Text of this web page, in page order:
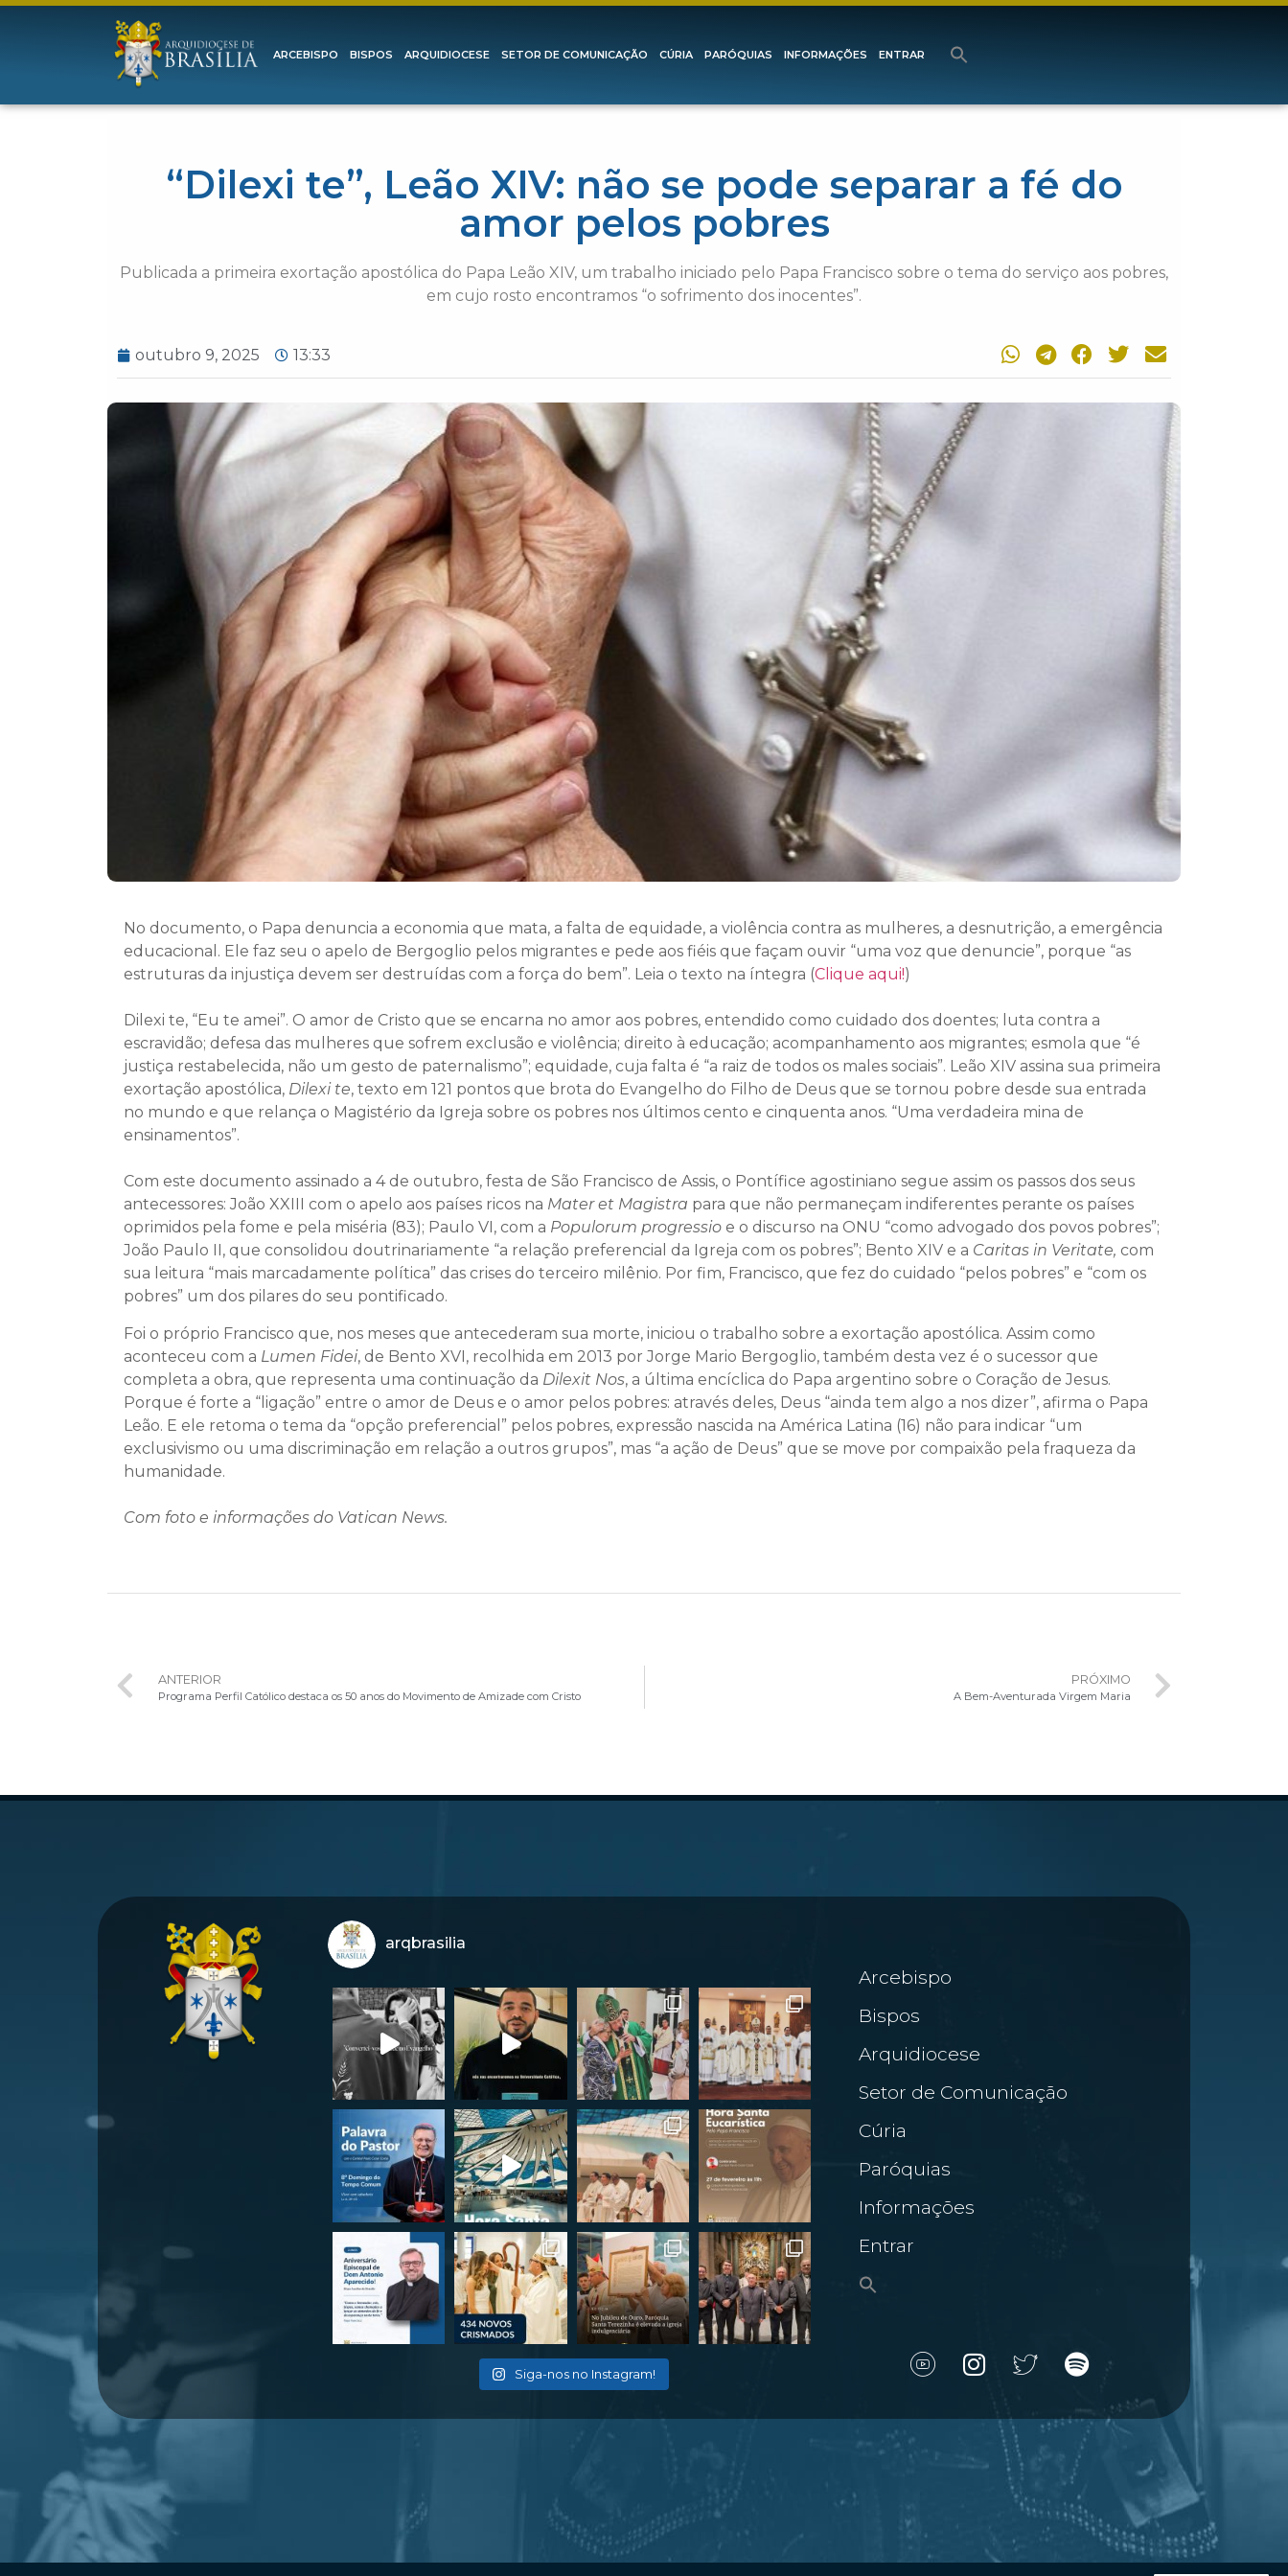
ARCEBISPO BISPOS ARQUIDIOCESE SETOR DE COMUNICAÇÃO CÚRIA PARÓQUIAS INFORMAÇÕES ENTRAR
“Dilexi te”, Leão XIV: não se pode separar a fé do
amor pelos pobres
Publicada a primeira exortação apostólica do Papa Leão XIV, um trabalho iniciado pelo Papa Francisco sobre o tema do serviço aos pobres,
em cujo rosto encontramos “o sofrimento dos inocentes”.
outubro 9, 2025 13:33
No documento, o Papa denuncia a economia que mata, a falta de equidade, a violência contra as mulheres, a desnutrição, a emergência
educacional. Ele faz seu o apelo de Bergoglio pelos migrantes e pede aos fiéis que façam ouvir “uma voz que denuncie”, porque “as
estruturas da injustiça devem ser destruídas com a força do bem”. Leia o texto na íntegra (Clique aqui!)
Dilexi te, “Eu te amei”. O amor de Cristo que se encarna no amor aos pobres, entendido como cuidado dos doentes; luta contra a
escravidão; defesa das mulheres que sofrem exclusão e violência; direito à educação; acompanhamento aos migrantes; esmola que “é
justiça restabelecida, não um gesto de paternalismo”; equidade, cuja falta é “a raiz de todos os males sociais”. Leão XIV assina sua primeira
exortação apostólica, Dilexi te, texto em 121 pontos que brota do Evangelho do Filho de Deus que se tornou pobre desde sua entrada
no mundo e que relança o Magistério da Igreja sobre os pobres nos últimos cento e cinquenta anos. “Uma verdadeira mina de
ensinamentos”.
Com este documento assinado a 4 de outubro, festa de São Francisco de Assis, o Pontífice agostiniano segue assim os passos dos seus
antecessores: João XXIII com o apelo aos países ricos na Mater et Magistra para que não permaneçam indiferentes perante os países
oprimidos pela fome e pela miséria (83); Paulo VI, com a Populorum progressio e o discurso na ONU “como advogado dos povos pobres”;
João Paulo II, que consolidou doutrinariamente “a relação preferencial da Igreja com os pobres”; Bento XIV e a Caritas in Veritate, com
sua leitura “mais marcadamente política” das crises do terceiro milênio. Por fim, Francisco, que fez do cuidado “pelos pobres” e “com os
pobres” um dos pilares do seu pontificado.
Foi o próprio Francisco que, nos meses que antecederam sua morte, iniciou o trabalho sobre a exortação apostólica. Assim como
aconteceu com a Lumen Fidei, de Bento XVI, recolhida em 2013 por Jorge Mario Bergoglio, também desta vez é o sucessor que
completa a obra, que representa uma continuação da Dilexit Nos, a última encíclica do Papa argentino sobre o Coração de Jesus.
Porque é forte a “ligação” entre o amor de Deus e o amor pelos pobres: através deles, Deus “ainda tem algo a nos dizer”, afirma o Papa
Leão. E ele retoma o tema da “opção preferencial” pelos pobres, expressão nascida na América Latina (16) não para indicar “um
exclusivismo ou uma discriminação em relação a outros grupos”, mas “a ação de Deus” que se move por compaixão pela fraqueza da
humanidade.
Com foto e informações do Vatican News.
ANTERIOR
Programa Perfil Católico destaca os 50 anos do Movimento de Amizade com Cristo
PRÓXIMO
A Bem-Aventurada Virgem Maria
arqbrasilia
Siga-nos no Instagram!
Arcebispo
Bispos
Arquidiocese
Setor de Comunicação
Cúria
Paróquias
Informações
Entrar